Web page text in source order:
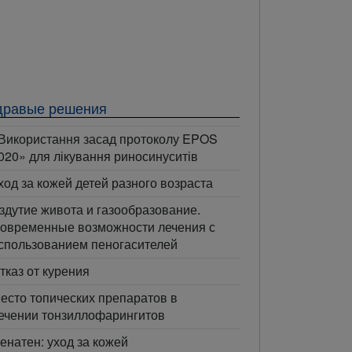
решения
засад протоколу EPOS
для лікування риносинуситів
за кожей детей разного возраста
живота и газообразование.
возможности лечения с
пеногасителей
от курения
топических препаратов в
тонзиллофарингитов
уход за кожей